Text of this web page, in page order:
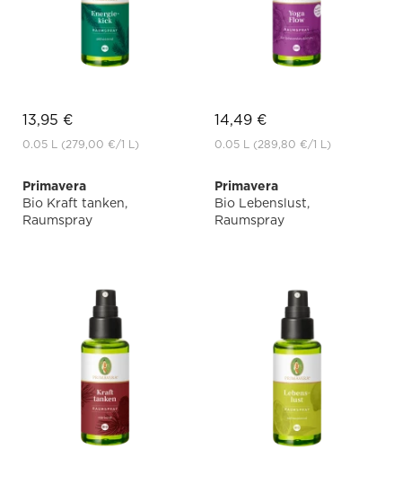
13,95 €
0.05 L (279,00 €/1 L)
14,49 €
0.05 L (289,80 €/1 L)
Primavera
Bio Kraft tanken,
Raumspray
Primavera
Bio Lebenslust,
Raumspray